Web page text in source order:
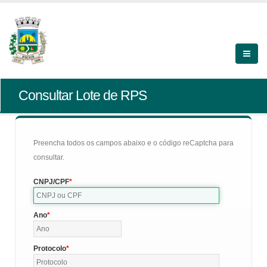
Consultar Lote de RPS
Preencha todos os campos abaixo e o código reCaptcha para
consultar.
CNPJ/CPF
Ano
Protocolo